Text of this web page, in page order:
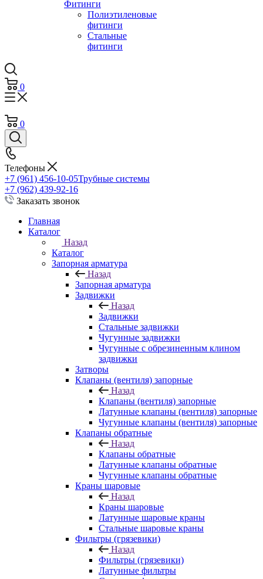
Фитинги
Полиэтиленовые
фитинги
Стальные
фитинги
0
0
Телефоны
+7 (961) 456-10-05Трубные системы
+7 (962) 439-92-16
Заказать звонок
Главная
Каталог
Назад
Каталог
Запорная арматура
Назад
Запорная арматура
Задвижки
Назад
Задвижки
Стальные задвижки
Чугунные задвижки
Чугунные с обрезиненным клином
задвижки
Затворы
Клапаны (вентиля) запорные
Назад
Клапаны (вентиля) запорные
Латунные клапаны (вентиля) запорные
Чугунные клапаны (вентиля) запорные
Клапаны обратные
Назад
Клапаны обратные
Латунные клапаны обратные
Чугунные клапаны обратные
Краны шаровые
Назад
Краны шаровые
Латунные шаровые краны
Стальные шаровые краны
Фильтры (грязевики)
Назад
Фильтры (грязевики)
Латунные фильтры